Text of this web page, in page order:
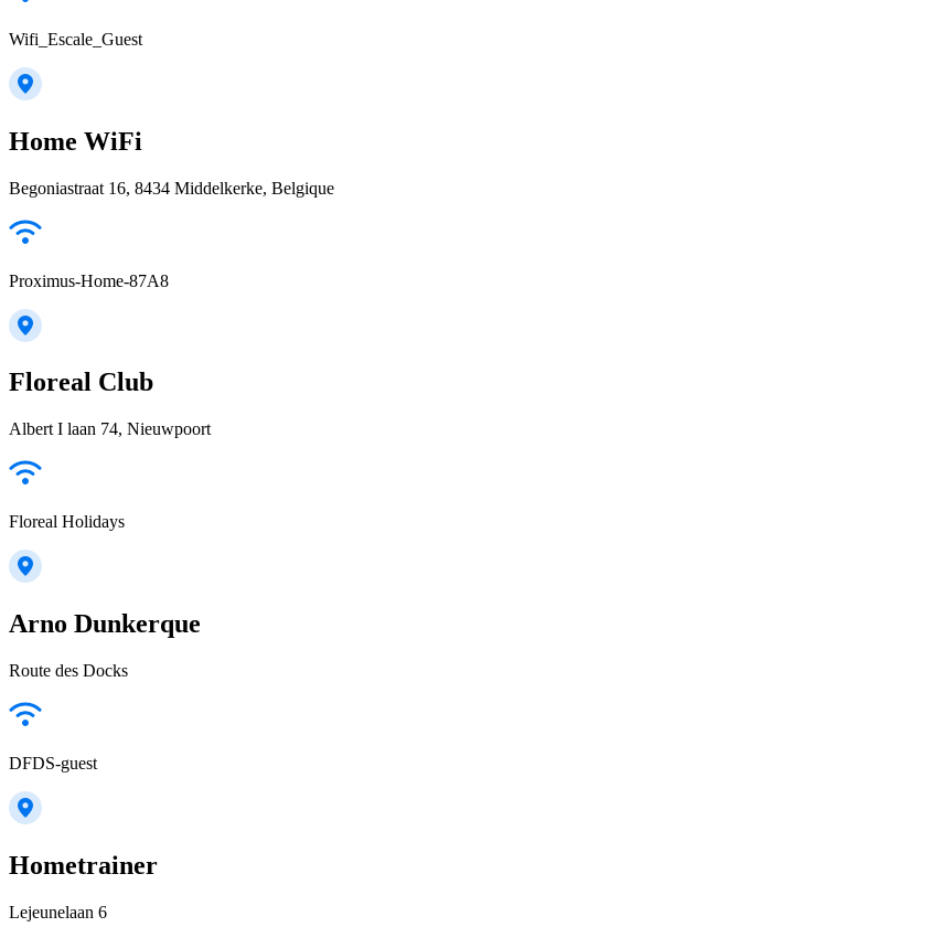
Wifi_Escale_Guest
Home WiFi
Begoniastraat 16, 8434 Middelkerke, Belgique
Proximus-Home-87A8
Floreal Club
Albert I laan 74, Nieuwpoort
Floreal Holidays
Arno Dunkerque
Route des Docks
DFDS-guest
Hometrainer
Lejeunelaan 6